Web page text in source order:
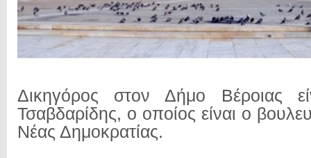
Δικηγόρος στον Δήμο Βέροιας
Τσαβδαρίδης, ο οποίος είναι ο
Νέας Δημοκρατίας.